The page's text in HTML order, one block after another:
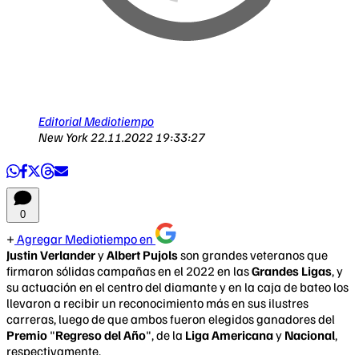
Editorial Mediotiempo
New York22.11.2022 19:33:27
0
Agregar Mediotiempo en
Justin VerlanderyAlbert Pujolsson grandes veteranos que
firmaron sólidas campañas en el 2022 en lasGrandes Ligas, y
su actuación en el centro del diamante y en la caja de bateo los
llevaron a recibir un reconocimiento más en sus ilustres
carreras, luego de que ambos fueron elegidos ganadores del
Premio "Regreso del Año", de la Liga Americanay Nacional,
respectivamente.